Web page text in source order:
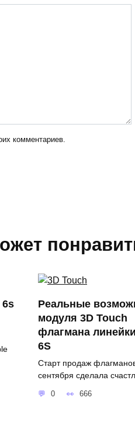
комментариев.
6s
Реальные
модуля 3D Touch
флагмана
6S
Старт продаж
сентября сделала
0 666